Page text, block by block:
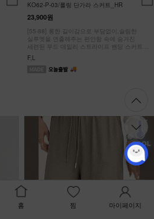
KO62-P-03/롤링 단가라 스커트_HR
23,900원
[55-88] 롱한 길이감으로 부담없이,슬림한
실루엣을 연출해주는 편안함 속에 숨겨진
세련된 무드 데일리 스트라이프 밴딩 스커트
#NAK MADE.
F,L
홈 찜 마이페이지